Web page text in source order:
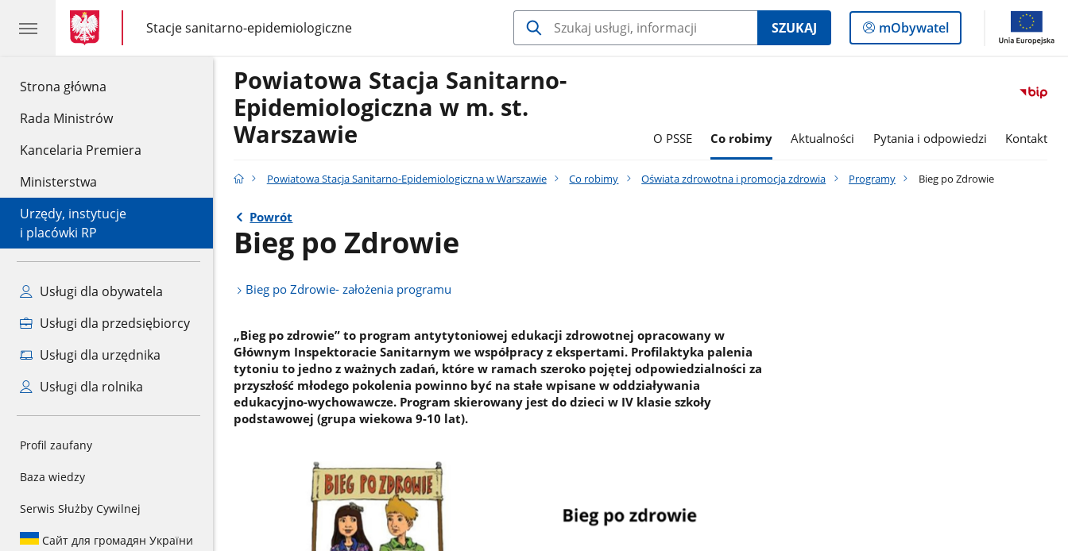
Strona główna
Rada Ministrów
Kancelaria Premiera
Ministerstwa
Urzędy, instytucje
i placówki RP
Usługi dla obywatela
Usługi dla przedsiębiorcy
Usługi dla urzędnika
Usługi dla rolnika
Profil zaufany
Baza wiedzy
Serwis Służby Cywilnej
Сайт для громадян України
gov.pl
gov.pl
Stacje sanitarno-epidemiologiczne
gov.pl
Stacje
sanitarno-
epidemiologiczne
SZUKAJ
Logowanie
do
mObywatel
Powiatowa Stacja Sanitarno-
Epidemiologiczna w m. st.
Warszawie
O PSSE Co robimy Aktualności Pytania i odpowiedzi Kontakt
Powiatowa Stacja Sanitarno-Epidemiologiczna w Warszawie Co robimy Oświata zdrowotna i promocja zdrowia Programy Bieg po Zdrowie
Powrót
Bieg po Zdrowie
Bieg po Zdrowie- założenia programu
„Bieg po zdrowie” to program antytytoniowej edukacji zdrowotnej opracowany w
Głównym Inspektoracie Sanitarnym we współpracy z ekspertami. Profilaktyka palenia
tytoniu to jedno z ważnych zadań, które w ramach szeroko pojętej odpowiedzialności za
przyszłość młodego pokolenia powinno być na stałe wpisane w oddziaływania
edukacyjno-wychowawcze. Program skierowany jest do dzieci w IV klasie szkoły
podstawowej (grupa wiekowa 9-10 lat).